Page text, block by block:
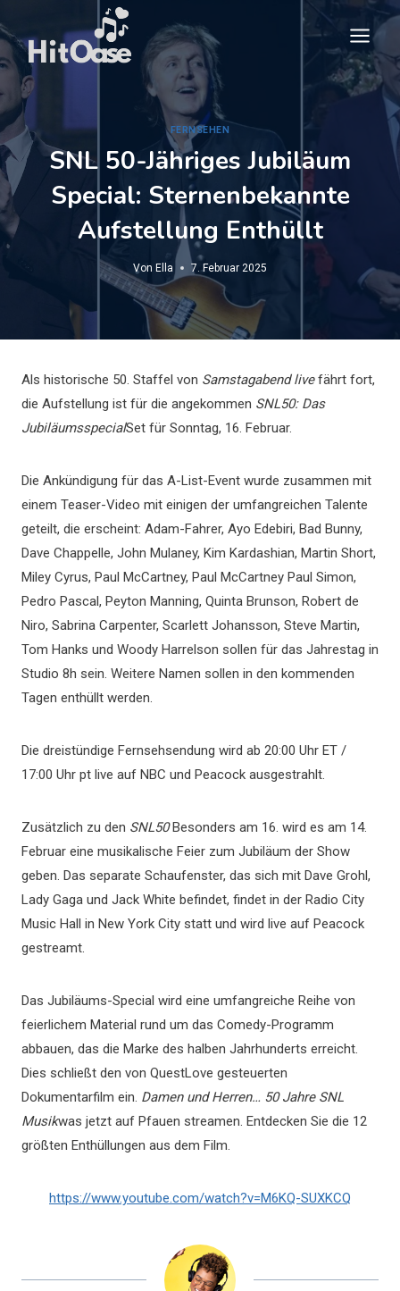
Inhalt
springen
FERNSEHEN
SNL 50-Jähriges Jubiläum
Special: Sternenbekannte
Aufstellung Enthüllt
Von Ella 7. Februar 2025
Als historische 50. Staffel von Samstagabend livefährt fort,
die Aufstellung ist für die angekommen SNL50: Das
JubiläumsspecialSet für Sonntag, 16. Februar.
Die Ankündigung für das A-List-Event wurde zusammen mit
einem Teaser-Video mit einigen der umfangreichen Talente
geteilt, die erscheint: Adam-Fahrer, Ayo Edebiri, Bad Bunny,
Dave Chappelle, John Mulaney, Kim Kardashian, Martin Short,
Miley Cyrus, Paul McCartney, Paul McCartney Paul Simon,
Pedro Pascal, Peyton Manning, Quinta Brunson, Robert de
Niro, Sabrina Carpenter, Scarlett Johansson, Steve Martin,
Tom Hanks und Woody Harrelson sollen für das Jahrestag in
Studio 8h sein. Weitere Namen sollen in den kommenden
Tagen enthüllt werden.
Die dreistündige Fernsehsendung wird ab 20:00 Uhr ET /
17:00 Uhr pt live auf NBC und Peacock ausgestrahlt.
Zusätzlich zu den SNL50Besonders am 16. wird es am 14.
Februar eine musikalische Feier zum Jubiläum der Show
geben. Das separate Schaufenster, das sich mit Dave Grohl,
Lady Gaga und Jack White befindet, findet in der Radio City
Music Hall in New York City statt und wird live auf Peacock
gestreamt.
Das Jubiläums-Special wird eine umfangreiche Reihe von
feierlichem Material rund um das Comedy-Programm
abbauen, das die Marke des halben Jahrhunderts erreicht.
Dies schließt den von QuestLove gesteuerten
Dokumentarfilm ein. Damen und Herren… 50 Jahre SNL
Musikwas jetzt auf Pfauen streamen. Entdecken Sie die 12
größten Enthüllungen aus dem Film.
https://www.youtube.com/watch?v=M6KQ-SUXKCQ